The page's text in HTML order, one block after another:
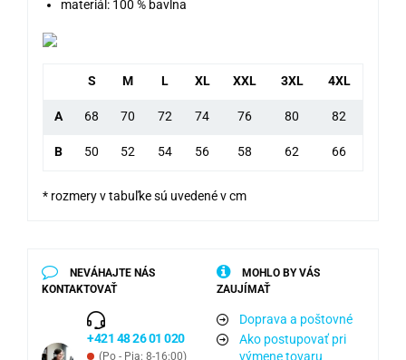
materiál: 100 % bavlna
S M L XL XXL 3XL 4XL
A 68 70 72 74 76 80 82
B 50 52 54 56 58 62 66
* rozmery v tabuľke sú uvedené v cm
NEVÁHAJTE NÁS
KONTAKTOVAŤ
+421 48 26 01 020
(Po - Pia: 8-16:00)
MOHLO BY VÁS
ZAUJÍMAŤ
Doprava a poštovné
Ako postupovať pri
výmene tovaru